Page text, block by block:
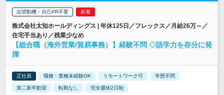
志望動機・自己PR不要
株式会社太知ホールディングス | 年休125日／フレックス／月給26万～／
住宅手当あり／残業少なめ
【総合職（海外営業/貿易事務）】経験不問 ◇語学力を存分に発
揮
正社員 職種・業種未経験OK リモートワーク可 学歴不問
第二新卒歓迎 転勤なし 完全週休2日制